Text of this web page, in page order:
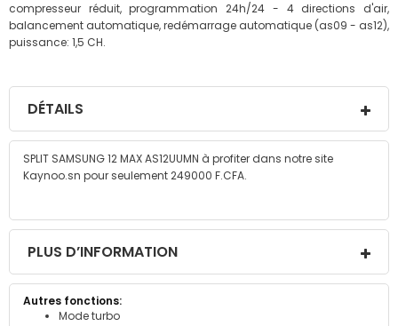
compresseur réduit, programmation 24h/24 - 4 directions d'air,
balancement automatique, redémarrage automatique (as09 - as12),
puissance: 1,5 CH.
DÉTAILS
SPLIT SAMSUNG 12 MAX AS12UUMN à profiter dans notre site
Kaynoo.sn pour seulement 249000 F.CFA.
PLUS D’INFORMATION
Plus
d’information
Mode turbo